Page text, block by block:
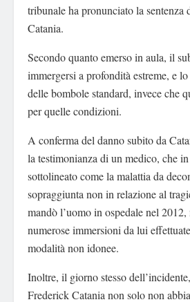
tribunale ha pronunciato la sentenza
Catania.
Secondo quanto emerso in aula, il
immergersi a profondità estreme, e
delle bombole standard, invece che
per quelle condizioni.
A conferma del danno subito da
la testimonianza di un medico, che
sottolineato come la malattia da
sopraggiunta non in relazione al
mandò l’uomo in ospedale nel
numerose immersioni da lui
modalità non idonee.
Inoltre, il giorno stesso
Frederick Catania non solo non